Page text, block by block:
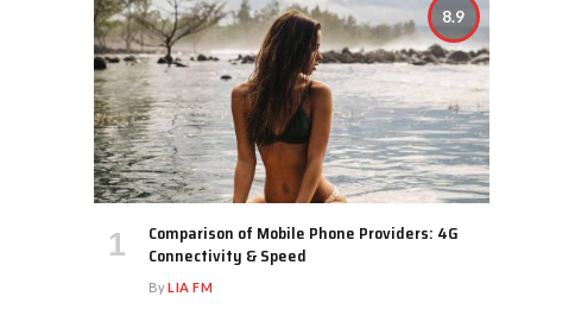
8.9
Comparison of Mobile Phone Providers: 4G
Connectivity & Speed
ByLIA FM